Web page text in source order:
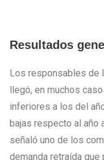
Resultados
Los responsables de
llegó, en muchos
inferiores a los del
bajas respecto al año
señaló uno de los
demanda retraída